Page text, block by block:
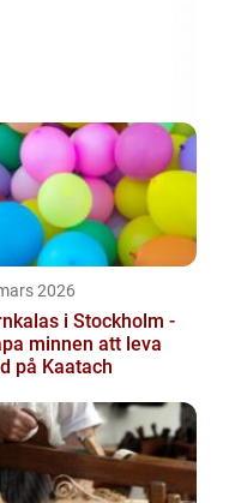
2026
i Stockholm -
minnen att leva
på Kaatach